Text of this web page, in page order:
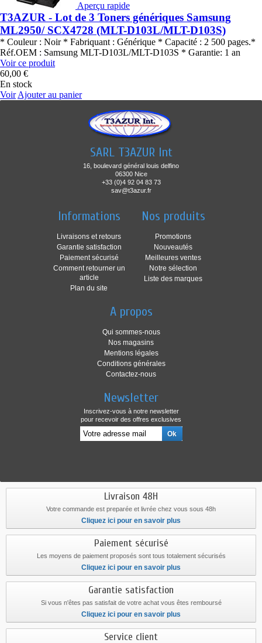
Aperçu rapide
T3AZUR - Lot de 3 Toners génériques Samsung
ML2950/ SCX4728 (MLT-D103L/MLT-D103S)
* Couleur : Noir * Fabriquant : Générique * Capacité : 2 500 pages.*
Réf.OEM : Samsung MLT-D103L/MLT-D103S * Garantie: 1 an
Voir ce produit
60,00 €
En stock
Voir Ajouter au panier
SARL T3AZUR Int
16, boulevard général louis delfino
06300 Nice
+33 (0)4 92 04 83 73
sav@t3azur.fr
Informations
Livraisons et retours
Garantie satisfaction
Paiement sécurisé
Comment retourner un
article
Plan du site
Nos produits
Promotions
Nouveautés
Meilleures ventes
Notre sélection
Liste des marques
A propos
Qui sommes-nous
Nos magasins
Mentions légales
Conditions générales
Contactez-nous
Newsletter
Inscrivez-vous à notre newsletter
pour recevoir des offres exclusives
Livraison 48H
Votre commande est preparée et livrée chez vous sous 48h
Cliquez ici pour en savoir plus
Paiement sécurisé
Les moyens de paiement proposés sont tous totalement sécurisés
Cliquez ici pour en savoir plus
Garantie satisfaction
Si vous n'êtes pas satisfait de votre achat vous êtes remboursé
Cliquez ici pour en savoir plus
Service client